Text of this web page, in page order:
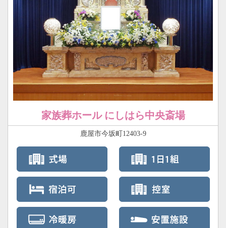
家族葬ホール にしはら中央斎場
鹿屋市今坂町12403-9